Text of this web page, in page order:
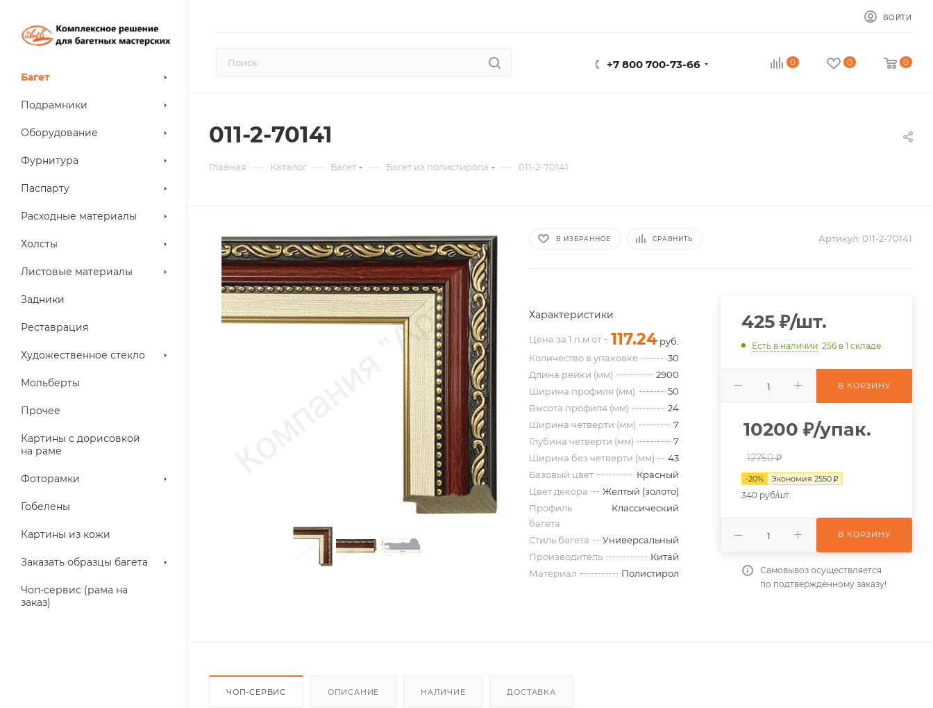
ВОЙТИ
+7 800 700-73-66 0 0 0
Багет
Подрамники
Оборудование
Фурнитура
Паспарту
Расходные материалы
Холсты
Листовые материалы
Задники
Реставрация
Художественное стекло
Мольберты
Прочее
Картины с дорисовкой
на раме
Фоторамки
Гобелены
Картины из кожи
Заказать образцы багета
Чоп-сервис (рама на
заказ)
011-2-70141
Главная — Каталог — Багет — Багет из полистирола — 011-2-70141
В ИЗБРАННОЕ СРАВНИТЬ Артикул: 011-2-70141
Характеристики
Цена за 1 п.м от 117.24 руб.
Количество в упаковке
30
Длина рейки (мм)
2900
Ширина профиля (мм)
50
Высота профиля (мм)
24
Ширина четверти (мм)
7
Глубина четверти (мм)
7
Ширина без четверти (мм)
43
Базовый цвет
Красный
Цвет декора
Желтый (золото)
Профиль
багета
Классический
Стиль багета
Универсальный
Производитель
Китай
Материал
Полистирол
425 ₽/шт.
Есть в наличии: 256 в 1 складе
В КОРЗИНУ
10200 ₽/упак.
12750 ₽
-20% Экономия2550 ₽
340 руб/шт.
В КОРЗИНУ
Самовывоз осуществляется
по подтвержденному заказу!
ЧОП-СЕРВИС ОПИСАНИЕ НАЛИЧИЕ ДОСТАВКА